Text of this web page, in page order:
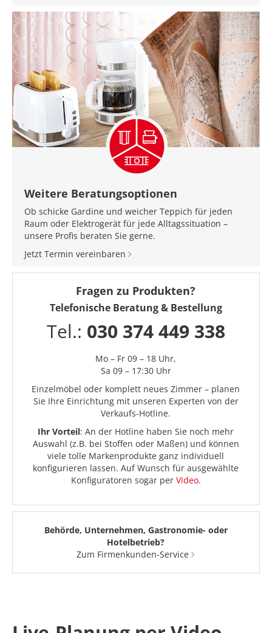
Weitere Beratungsoptionen
Ob schicke Gardine und weicher Teppich für jeden
Raum oder Elektrogerät für jede Alltagssituation –
unsere Profis beraten Sie gerne.
Jetzt Termin vereinbaren
Fragen zu Produkten?
Telefonische Beratung & Bestellung
Tel.: 030 374 449 338
Mo – Fr 09 – 18 Uhr,
Sa 09 – 17:30 Uhr
Einzelmöbel oder komplett neues Zimmer – planen
Sie Ihre Einrichtung mit unseren Experten von der
Verkaufs-Hotline.
Ihr Vorteil: An der Hotline haben Sie noch mehr
Auswahl (z.B. bei Stoffen oder Maßen) und können
viele tolle Markenprodukte ganz individuell
konfigurieren lassen. Auf Wunsch für ausgewählte
Konfiguratoren sogar per Video.
Behörde, Unternehmen, Gastronomie- oder
Hotelbetrieb?
Zum Firmenkunden-Service